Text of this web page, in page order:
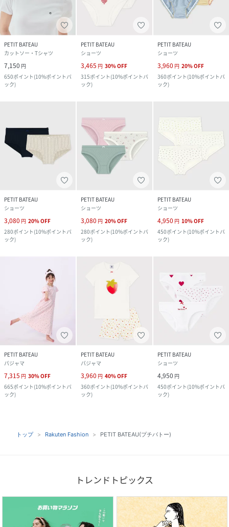
PETIT BATEAU
カットソー・Tシャツ
7,150 円
650ポイント(10%ポイントバ
ック)
PETIT BATEAU
ショーツ
3,465 円 30%OFF
315ポイント(10%ポイントバ
ック)
PETIT BATEAU
ショーツ
3,960 円 20%OFF
360ポイント(10%ポイントバ
ック)
PETIT BATEAU
ショーツ
3,080 円 20%OFF
280ポイント(10%ポイントバ
ック)
PETIT BATEAU
ショーツ
3,080 円 20%OFF
280ポイント(10%ポイントバ
ック)
PETIT BATEAU
ショーツ
4,950 円 10%OFF
450ポイント(10%ポイントバ
ック)
PETIT BATEAU
パジャマ
7,315 円 30%OFF
665ポイント(10%ポイントバ
ック)
PETIT BATEAU
パジャマ
3,960 円 40%OFF
360ポイント(10%ポイントバ
ック)
PETIT BATEAU
ショーツ
4,950 円
450ポイント(10%ポイントバ
ック)
トップ Rakuten Fashion PETIT BATEAU(プチバトー)
トレンドトピックス